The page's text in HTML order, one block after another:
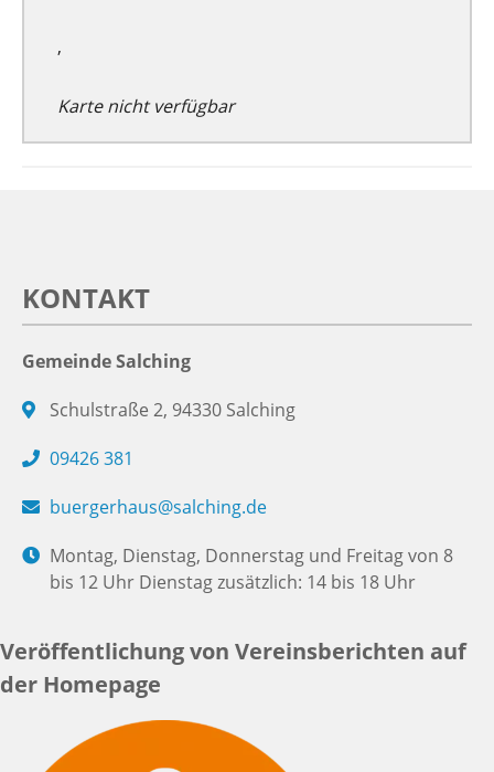
,
Karte nicht verfügbar
KONTAKT
Gemeinde Salching
Schulstraße 2, 94330 Salching
09426 381
buergerhaus@salching.de
Montag, Dienstag, Donnerstag und Freitag von 8
bis 12 Uhr Dienstag zusätzlich: 14 bis 18 Uhr
Veröffentlichung von Vereinsberichten auf
der Homepage